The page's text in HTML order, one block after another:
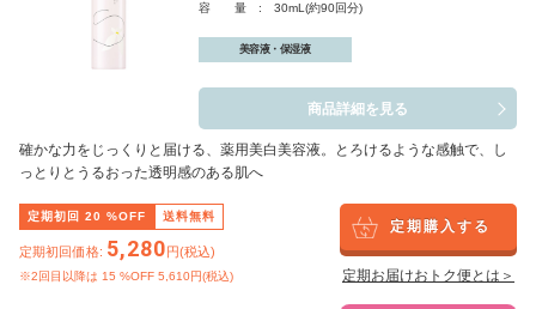
容 量 : 30mL(約90回分)
美容液・保湿液
商品詳細を見る
確かな力をじっくりと届ける、薬用美白美容液。とろけるような感触で、し
っとりとうるおった透明感のある肌へ
定期初回 20 %OFF 送料無料
定期初回価格: 5,280円(税込)
※2回目以降は 15 %OFF 5,610円(税込)
定期購入する
定期お届けおトク便とは＞